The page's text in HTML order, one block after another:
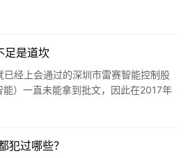
足是道坎
经上会通过的深圳市雷赛智能控制股
）一直未能拿到批文，因此在2017年
而，距离上市过会4年零8个月后，公
文，仍是未知数。
犯过哪些？